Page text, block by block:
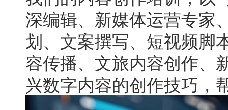
深编辑、新媒体运营专家
划、文案撰写、短视频脚
容传播、文旅内容创作、
兴数字内容的创作技巧，